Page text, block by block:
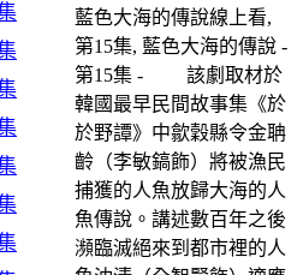
藍色大海的傳說線上看,
第15集, 藍色大海的傳說 -
第15集 - 該劇取材於
韓國最早民間故事集《於
於野譚》中歙穀縣令金聃
齡（李敏鎬飾）將被漁民
捕獲的人魚放歸大海的人
魚傳說。講述數百年之後
瀕臨滅絕來到都市裡的人